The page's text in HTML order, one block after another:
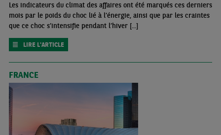
Les indicateurs du climat des affaires ont été marqués ces derniers
mois par le poids du choc lié à l’énergie, ainsi que par les craintes
que ce choc s’intensifie pendant l’hiver [...]
LIRE L'ARTICLE
FRANCE